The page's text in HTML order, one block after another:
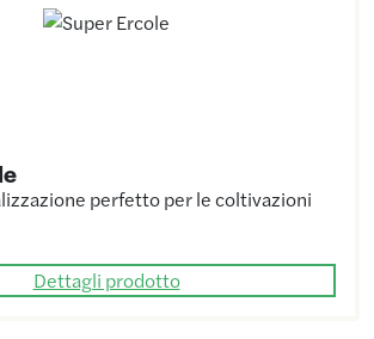
perfetto per le coltivazioni
Dettagli prodotto